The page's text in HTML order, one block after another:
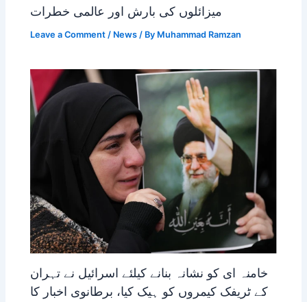
میزائلوں کی بارش اور عالمی خطرات
Leave a Comment / News / By Muhammad Ramzan
خامنہ ای کو نشانہ بنانے کیلئے اسرائیل نے تہران
کے ٹریفک کیمروں کو ہیک کیا، برطانوی اخبار کا